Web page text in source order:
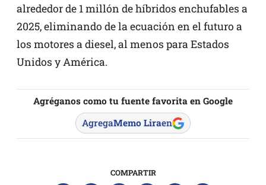
alrededor de 1 millón de híbridos enchufables a
2025, eliminando de la ecuación en el futuro a
los motores a diesel, al menos para Estados
Unidos y América.
Agréganos como tu fuente favorita en Google
AgregaMemo Liraen
COMPARTIR